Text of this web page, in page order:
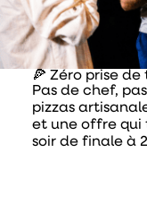
🍕 Zéro prise de
Pas de chef,
pizzas
et une offre qui
soir de finale à